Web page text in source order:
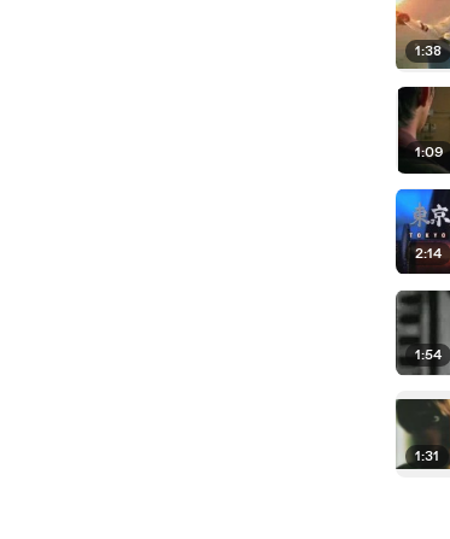
1:38
1:09
2:14
1:54
1:31